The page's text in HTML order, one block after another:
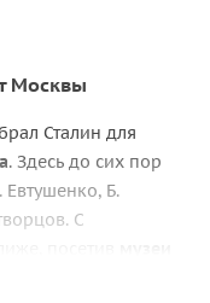
Москвы
Сталин для
. Здесь до сих пор
Евтушенко, Б.
С